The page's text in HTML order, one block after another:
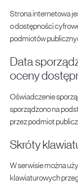
Strona internetowa
o dostępności
podmiotów
Data
oceny
Oświadczenie
sporządzono na
przez podmiot
Skróty
W serwisie można
klawiaturowych